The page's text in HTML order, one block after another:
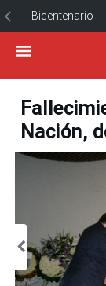
Bicentenario
Nación,